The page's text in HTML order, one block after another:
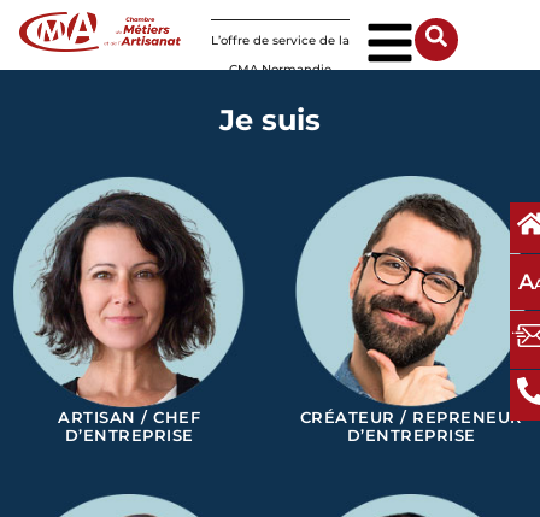
L’offre de service de la
CMA Normandie
A
Je suis
ARTISAN / CHEF
D’ENTREPRISE
CRÉATEUR / REPRENEUR
D’ENTREPRISE
Panneau de gestion des cookies